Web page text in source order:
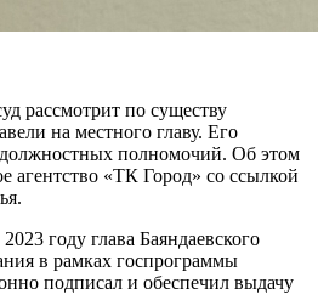
рассмотрит по существу
на местного главу. Его
полномочий. Об этом
агентство «ТК Город» со ссылкой
году глава Баяндаевского
в рамках госпрограммы
подписал и обеспечил выдачу